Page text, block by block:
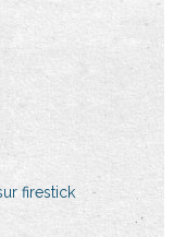
firestick